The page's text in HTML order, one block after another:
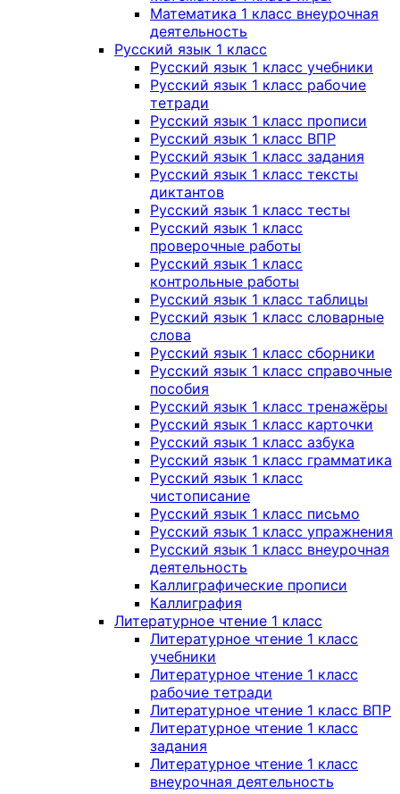
Математика 1 класс внеурочная
деятельность
Русский язык 1 класс
Русский язык 1 класс учебники
Русский язык 1 класс рабочие
тетради
Русский язык 1 класс прописи
Русский язык 1 класс ВПР
Русский язык 1 класс задания
Русский язык 1 класс тексты
диктантов
Русский язык 1 класс тесты
Русский язык 1 класс
проверочные работы
Русский язык 1 класс
контрольные работы
Русский язык 1 класс таблицы
Русский язык 1 класс словарные
слова
Русский язык 1 класс сборники
Русский язык 1 класс справочные
пособия
Русский язык 1 класс тренажёры
Русский язык 1 класс карточки
Русский язык 1 класс азбука
Русский язык 1 класс грамматика
Русский язык 1 класс
чистописание
Русский язык 1 класс письмо
Русский язык 1 класс упражнения
Русский язык 1 класс внеурочная
деятельность
Каллиграфические прописи
Каллиграфия
Литературное чтение 1 класс
Литературное чтение 1 класс
учебники
Литературное чтение 1 класс
рабочие тетради
Литературное чтение 1 класс ВПР
Литературное чтение 1 класс
задания
Литературное чтение 1 класс
внеурочная деятельность